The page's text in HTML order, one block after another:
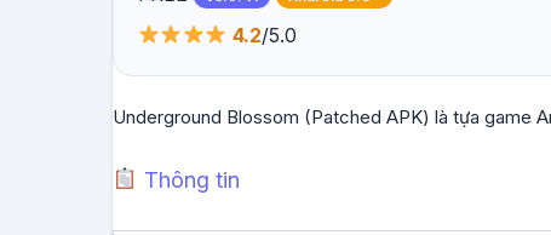
4.2/5.0
Underground Blossom (Patched APK) là tựa game
Thông tin